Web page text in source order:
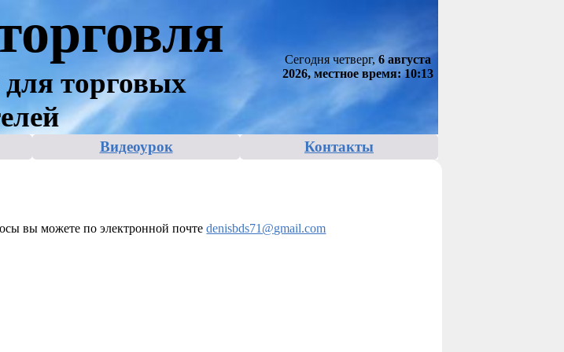
торговых
Сегодня четверг, 6 августа
2026, местное время: 10:13
Видеоурок Контакты
вы можете по электронной почтеdenisbds71@gmail.com